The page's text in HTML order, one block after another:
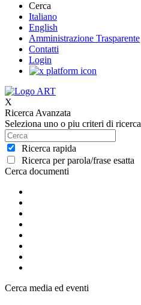
Cerca
Italiano
English
Amministrazione Trasparente
Contatti
Login
X
Ricerca Avanzata
Seleziona uno o piu criteri di ricerca
Ricerca rapida
Ricerca per parola/frase esatta
Cerca documenti
Cerca media ed eventi